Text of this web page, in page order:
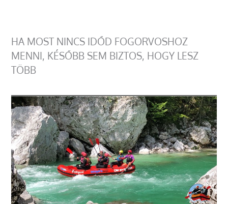
HA MOST NINCS IDŐD FOGORVOSHOZ
MENNI, KÉSŐBB SEM BIZTOS, HOGY LESZ
TÖBB